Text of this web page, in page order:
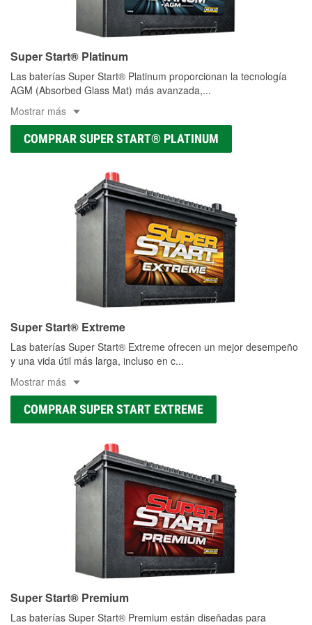
Super Start® Platinum
Las baterías Super Start® Platinum proporcionan la tecnología
AGM (Absorbed Glass Mat) más avanzada,...
Mostrar más
COMPRAR SUPER START® PLATINUM
Super Start® Extreme
Las baterías Super Start® Extreme ofrecen un mejor desempeño
y una vida útil más larga, incluso en c...
Mostrar más
COMPRAR SUPER START EXTREME
Super Start® Premium
Las baterías Super Start® Premium están diseñadas para